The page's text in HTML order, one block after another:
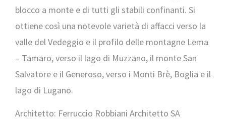
blocco a monte e di tutti gli stabili confinanti. Si
ottiene così una notevole varietà di affacci verso la
valle del Vedeggio e il profilo delle montagne Lema
– Tamaro, verso il lago di Muzzano, il monte San
Salvatore e il Generoso, verso i Monti Brè, Boglia e il
lago di Lugano.
Architetto: Ferruccio Robbiani Architetto SA